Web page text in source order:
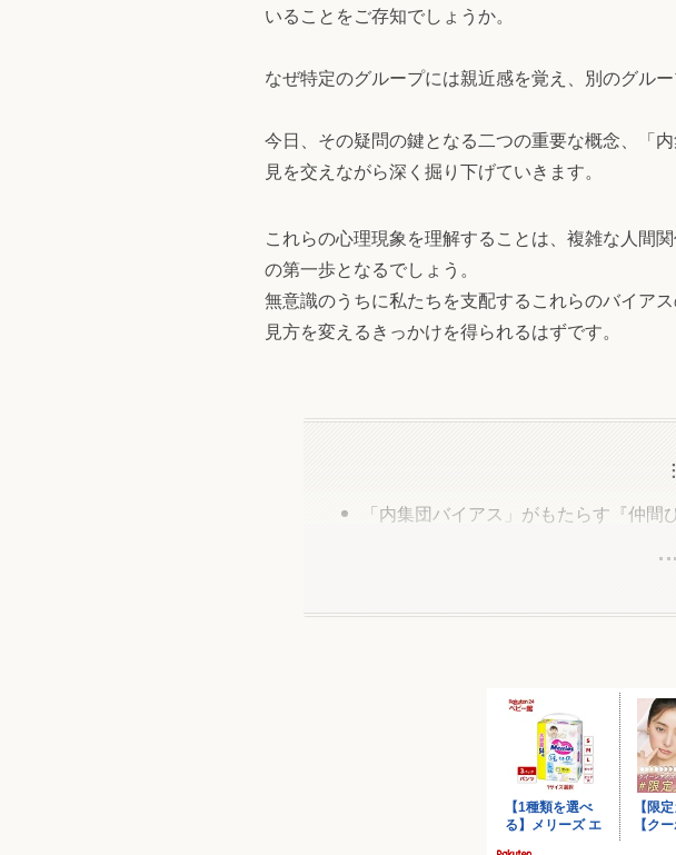
いることをご存知でしょうか。
なぜ特定のグループには親近感を覚え、別のグル
今日、その疑問の鍵となる二つの重要な概念、「
見を交えながら深く掘り下げていきます。
これらの心理現象を理解することは、複雑な人間
の第一歩となるでしょう。
無意識のうちに私たちを支配するこれらのバイア
見方を変えるきっかけを得られるはずです。
「内集団バイアス」がもたらす『仲間